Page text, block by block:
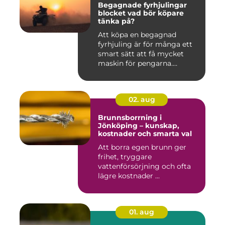
Begagnade fyrhjulingar
blocket vad bör köpare
tänka på?
Att köpa en begagnad
fyrhjuling är för många ett
smart sätt att få mycket
maskin för pengarna.
02. aug
Brunnsborrning i
Jönköping – kunskap,
kostnader och smarta val
Att borra egen brunn ger
frihet, tryggare
vattenförsörjning och ofta
lägre kostnader ...
01. aug